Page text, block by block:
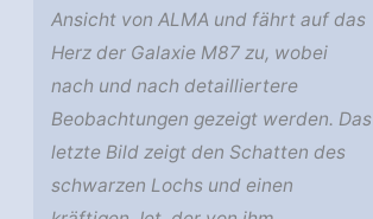
Ansicht von ALMA und fährt auf das
Herz der Galaxie M87 zu, wobei
nach und nach detailliertere
Beobachtungen gezeigt werden. Das
letzte Bild zeigt den Schatten des
schwarzen Lochs und einen